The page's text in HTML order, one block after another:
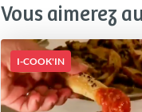
Vous aimerez
I-COOK'IN